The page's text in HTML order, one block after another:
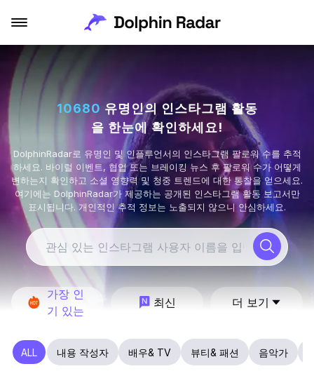
10680 유명인의 인스타그램 활동
을 한눈에 확인하세요!
DolphinRadar로 유명인 및 인플루언서의 인스타그램 팔로워 수를 추적
하세요. 바이럴 이벤트, 협업 또는 브레이킹 뉴스 후 팔로워 수가 어떻게
변하는지 확인하고 소셜 영향력 및 청중 트렌드에 대한 통찰을 얻으세요.
여기에는 DolphinRadar가 제공하는 공개된 인스타그램 활동 보고서만
표시됩니다. 개인적인 추적 정보는 노출되지 않으니 안심하세요.
가장 인
기 있는
최신 더 보기
ALL 내용 작성자 배우& TV 뷰티& 패션 음악가
123456789101112131415161718192021222324252627282930